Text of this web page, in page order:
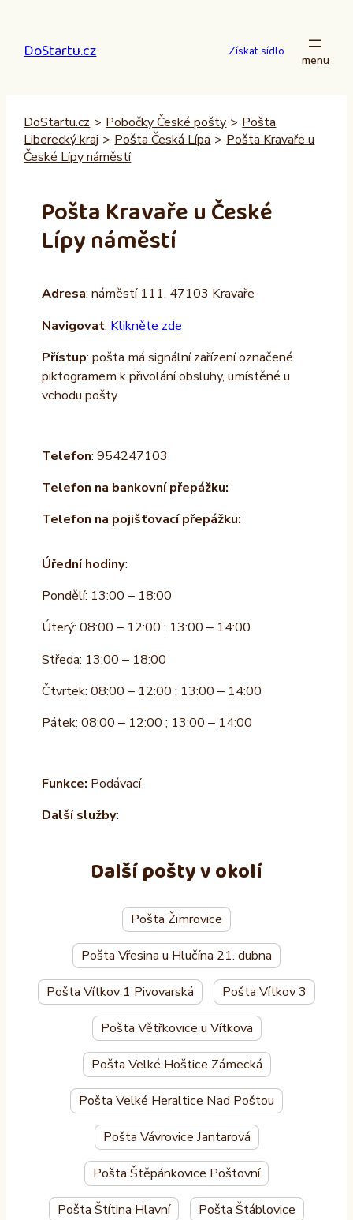
obsah
DoStartu.cz Získat sídlo
DoStartu.cz > Pobočky České pošty > Pošta
Liberecký kraj > Pošta Česká Lípa > Pošta Kravaře u
České Lípy náměstí
Pošta Kravaře u České
Lípy náměstí
Adresa: náměstí 111, 47103 Kravaře
Navigovat: Klikněte zde
Přístup: pošta má signální zařízení označené
piktogramem k přivolání obsluhy, umístěné u
vchodu pošty
Telefon: 954247103
Telefon na bankovní přepážku:
Telefon na pojišťovací přepážku:
Úřední hodiny:
Pondělí: 13:00 – 18:00
Úterý: 08:00 – 12:00 ; 13:00 – 14:00
Středa: 13:00 – 18:00
Čtvrtek: 08:00 – 12:00 ; 13:00 – 14:00
Pátek: 08:00 – 12:00 ; 13:00 – 14:00
Funkce: Podávací
Další služby:
Další pošty v okolí
Pošta Žimrovice
Pošta Vřesina u Hlučína 21. dubna
Pošta Vítkov 1 Pivovarská Pošta Vítkov 3
Pošta Větřkovice u Vítkova
Pošta Velké Hoštice Zámecká
Pošta Velké Heraltice Nad Poštou
Pošta Vávrovice Jantarová
Pošta Štěpánkovice Poštovní
Pošta Štítina Hlavní Pošta Štáblovice